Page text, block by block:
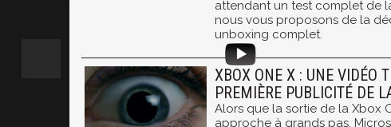
attendant un test complet de
nous vous proposons de la
unboxing complet.
XBOX ONE X : UNE VIDÉO
PREMIÈRE PUBLICITÉ DE
Alors que la sortie de la Xbox
approche à grands pas,